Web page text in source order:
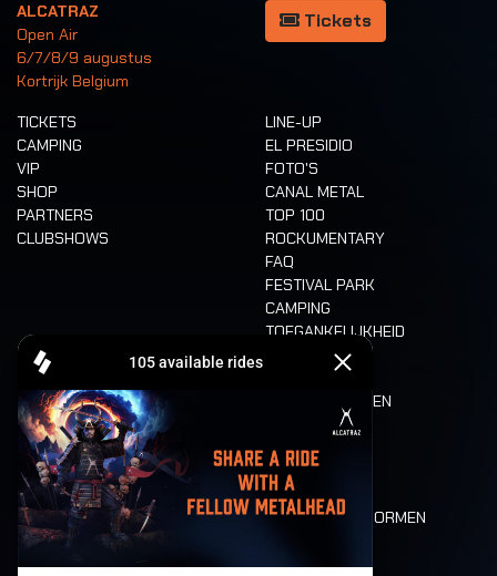
ALCATRAZ
Open Air
6/7/8/9 augustus
Kortrijk Belgium
Tickets
TICKETS
CAMPING
VIP
SHOP
PARTNERS
CLUBSHOWS
LINE-UP
EL PRESIDIO
FOTO'S
CANAL METAL
TOP 100
ROCKUMENTARY
FAQ
FESTIVAL PARK
CAMPING
TOEGANKELIJKHEID
CASHLESS
ETEN EN DRINKEN
MOBILITEIT
LONE WOLVES
PLATTEGROND
DEATH RIDE
WAARDEN EN NORMEN
HISTORIEK